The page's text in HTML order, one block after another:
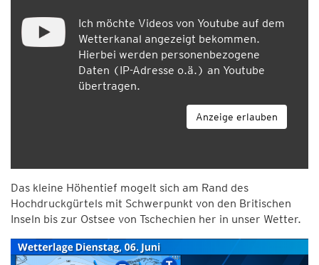
Ich möchte Videos von Youtube auf dem
Wetterkanal angezeigt bekommen.
Hierbei werden personenbezogene
Daten (IP-Adresse o.ä.) an Youtube
übertragen.
Anzeige erlauben
Das kleine Höhentief mogelt sich am Rand des
Hochdruckgürtels mit Schwerpunkt von den Britischen
Inseln bis zur Ostsee von Tschechien her in unser Wetter.